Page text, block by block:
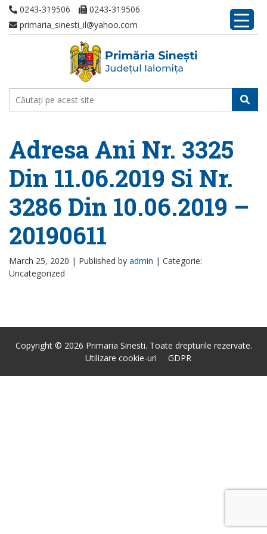
0243-319506
0243-319506
primaria_sinesti_il@yahoo.com
Adresa Ani Nr. 3325
Din 11.06.2019 Si Nr.
3286 Din 10.06.2019 –
20190611
March 25, 2020 | Published by admin | Categorie:
Uncategorized
Copyright © 2026 Primaria Sinesti. Toate drepturile rezervate.
Utilizare cookie-uri
GDPR